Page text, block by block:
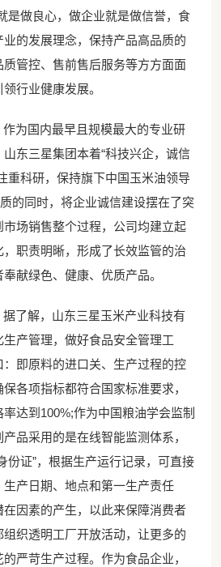
是做良心，做企业就是做信誉，食
的发展理念，保持产品高品质的
管控、售前售后服务等方方面面
行业健康发展。
国内最早且规模最大的专业研
东三星集团本着“科技兴企，诚信
重科研，保持旗下中国玉米油领导
的同时，将企业诚信建设摆在了突
场销售整个过程，公司均建立起
职责明晰，形成了长效监管的治
献绿色、健康、优质产品。
解，山东三星玉米产业科技有
产管理，做好食品安全管理工
即原料的进口关、生产过程的控
各项指标都符合国家标准要求，
达到100%;作为中国粮油学会监制
品采用的是在线智能监测体系，
份证”，根据生产运行记录，可直接
产日期、地点和第一生产责任
因素的产生，以此来保障消费者
织透明工厂开放活动，让更多的
严苛生产过程。作为食品企业，